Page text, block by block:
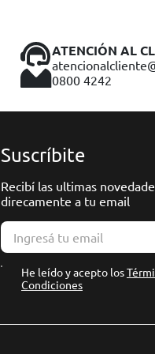
ATENCIÓN AL
0800 4242
Suscríbite
Recibí las ultimas
direcamente a tu email
He leído y acepto los
Condiciones